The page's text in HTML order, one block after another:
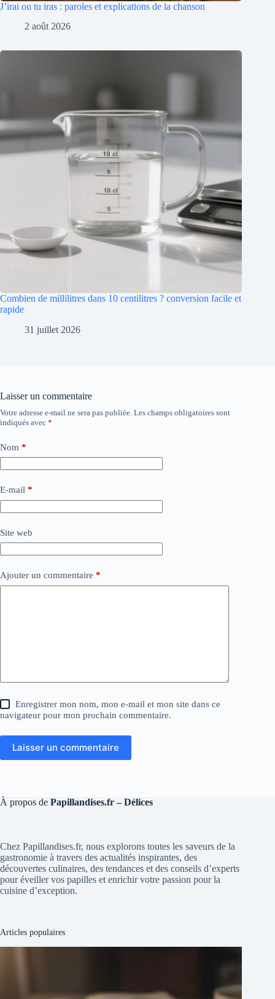
J’irai ou tu iras : paroles et explications de la chanson
2 août 2026
Combien de millilitres dans 10 centilitres ? conversion facile et
rapide
31 juillet 2026
Laisser un commentaire
Votre adresse e-mail ne sera pas publiée. Les champs obligatoires sont
indiqués avec *
Nom *
E-mail *
Site web
Ajouter un commentaire *
Enregistrer mon nom, mon e-mail et mon site dans ce
navigateur pour mon prochain commentaire.
Laisser un commentaire
À propos de Papillandises.fr – Délices
Chez Papillandises.fr, nous explorons toutes les saveurs de la
gastronomie à travers des actualités inspirantes, des
découvertes culinaires, des tendances et des conseils d’experts
pour éveiller vos papilles et enrichir votre passion pour la
cuisine d’exception.
Articles populaires